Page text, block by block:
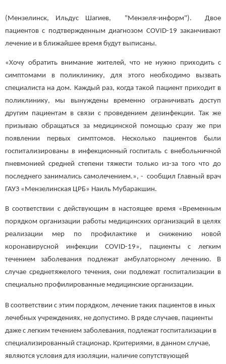
(Мензелинск, Ильдус Шагиев, "Мензеля-информ"). Двое
пациентов с подтвержденным диагнозом COVID-19 заканчивают
лечение и в ближайшее время будут выписаны.
«Хочу обратить внимание жителей, что не нужно приходить с
симптомами в поликлинику, для этого необходимо вызвать
специалиста на дом. Каждый раз, когда такой пациент приходит в
поликлинику, мы вынуждены временно ограничивать доступ
другим пациентам в связи с проведением дезинфекции. Так же
призываю обращаться за медицинской помощью сразу же при
появлении первых симптомов. Несколько пациентов были
госпитализированы в инфекционный госпиталь с внебольничной
пневмонией средней степени тяжести только из-за того что до
последнего занимались самолечением.», - сообщил Главный врач
ГАУЗ «Мензелинская ЦРБ» Наиль Мубаракшин.
В соответствии с действующим в настоящее время «Временным
порядком организации работы медицинских организаций в целях
реализации мер по профилактике и снижению новой
коронавирусной инфекции COVID-19», пациенты с легким
течением заболевания подлежат амбулаторному лечению. В
случае среднетяжелого течения, они подлежат госпитализации в
специально профилированные медицинские организации.
В соответствии с этим порядком, лечение таких пациентов в иных
лечебных учреждениях, не допустимо. В ряде случаев, пациенты
даже с легким течением заболевания, подлежат госпитализации в
специализированный стационар. Критериями, в данном случае,
являются условия для изоляции, наличие сопутствующей